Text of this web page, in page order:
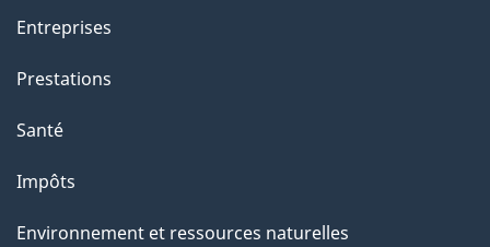
a
g
e
Entreprises
Prestations
Santé
Impôts
Environnement et ressources naturelles